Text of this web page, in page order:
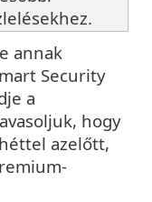
annak
Security
a
hogy
azelőtt,